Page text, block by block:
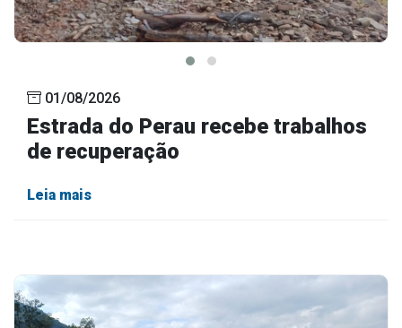
01/08/2026
Estrada do Perau recebe trabalhos
de recuperação
Leia mais